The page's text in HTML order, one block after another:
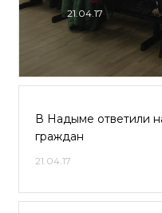
21.04.17
В Надыме ответили
граждан
21.04.17